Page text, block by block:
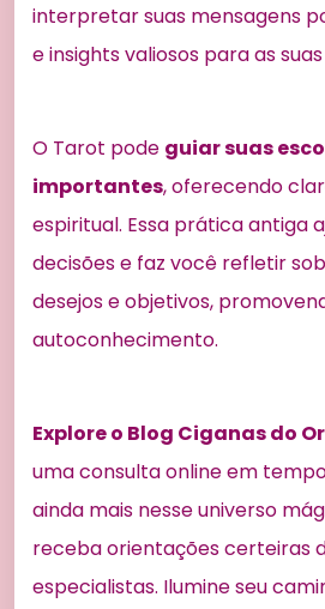
interpretar suas mensagens
e insights valiosos para as
O Tarot pode guiar suas
importantes, oferecendo
espiritual. Essa prática antiga
decisões e faz você refletir
desejos e objetivos,
autoconhecimento.
Explore o Blog Ciganas do
uma consulta online em
ainda mais nesse universo
receba orientações certeiras
especialistas. Ilumine seu